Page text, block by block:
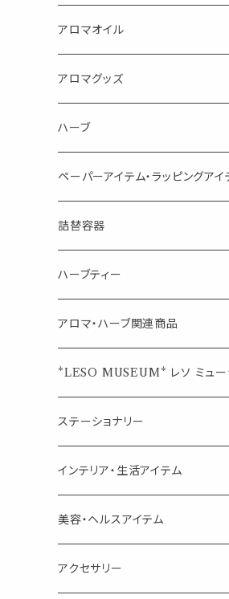
蒸し暑い夏やリフレッシュに
消臭に（用途：空間や衣服）
FLOWER LESO. フラワレソット
Kiyome LESO. キヨメ レソット
体感-4℃ !? 薄荷をブレンドしたア
AroMachi アロマチ 町の香り
Mask&Pillow Aroma
アロマオイル
エッセンシャルオイル
シングル
ブレンド
キャリアオイル
アロマグッズ
エッセンシャルオイル
ディフューザー
ハーブ
サシェ・香り袋
ハーブティー
シングル
ブレンド
箱入りアソート
キャンディー
ペーパーアイテム・ラッピングアイ
シーリングワックス シール
ペーパークリップ
ウェルカムボード・装飾
席札クリップ
プチギフト
詰替容器
ロールオンボトル
スプレーボトル
スポイトボトル
精油用ボトル
ポンプ式ボトル
リップ容器
スクリュー容器
ハーブティー
ブレンド
ジュエル オブ ビューティー
美人さんのハーブティー
シングル
アロマ・ハーブ関連商品
エッセンシャルオイル
シングル
ブレンド
クラフト器材・道具
キャリアオイル・ワックス
道具
お香・サシェ・キャンドル
線香
サシェ・香り袋
ディフューザー
アロマオイルウォーマー
*LESO MUSEUM* レソ ミュー
ステーショナリー
デザインクリップ
記号（ハート,星,etc）
音楽・楽器
ページオープナー・ワイドクリップ
ポストカード・メッセージカード
インテリア・生活アイテム
オブジェ
キャンドル・お香
美容・ヘルスアイテム
アクセサリー